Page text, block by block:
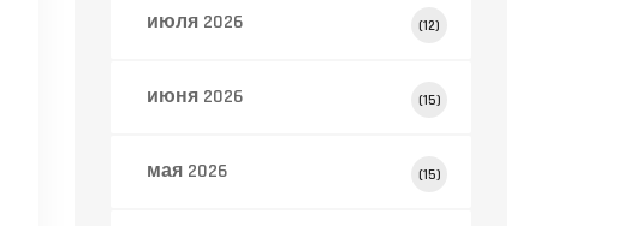
июля 2026 (12)
июня 2026 (15)
мая 2026 (15)